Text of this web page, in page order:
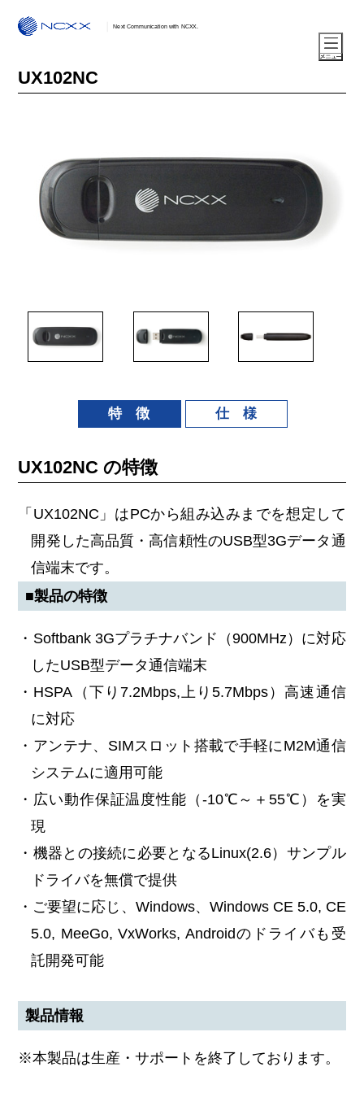
Next Communication with NCXX.
UX102NC
特 徴 仕 様
UX102NC の特徴
「UX102NC」はPCから組み込みまでを想定して
開発した高品質・高信頼性のUSB型3Gデータ通
信端末です。
■製品の特徴
・Softbank 3Gプラチナバンド（900MHz）に対応
したUSB型データ通信端末
・HSPA（下り7.2Mbps,上り5.7Mbps）高速通信
に対応
・アンテナ、SIMスロット搭載で手軽にM2M通信
システムに適用可能
・広い動作保証温度性能（-10℃～＋55℃）を実
現
・機器との接続に必要となるLinux(2.6）サンプル
ドライバを無償で提供
・ご要望に応じ、Windows、Windows CE 5.0, CE
5.0, MeeGo, VxWorks, Androidのドライバも受
託開発可能
製品情報
※本製品は生産・サポートを終了しております。